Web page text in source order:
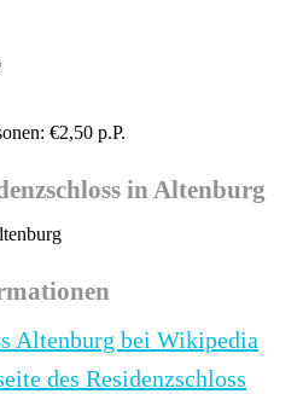
€2,50 p.P.
in Altenburg
Altenburg bei Wikipedia
des Residenzschloss